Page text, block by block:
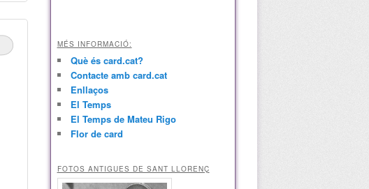
MÉS INFORMACIÓ:
Què és card.cat?
Contacte amb card.cat
Enllaços
El Temps
El Temps de Mateu Rigo
Flor de card
FOTOS ANTIGUES DE SANT LLORENÇ